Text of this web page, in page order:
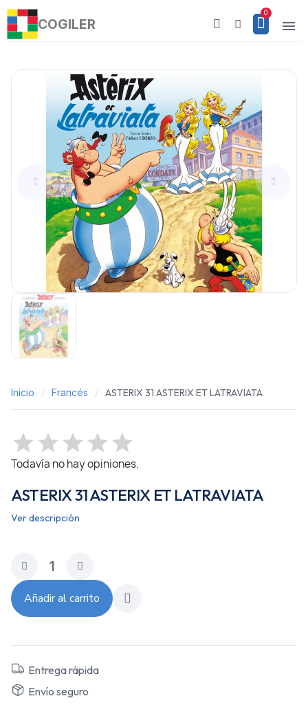
COGILER
Inicio Francés ASTERIX 31 ASTERIX ET LATRAVIATA
Todavía no hay opiniones.
ASTERIX 31 ASTERIX ET LATRAVIATA
Ver descripción
Añadir al carrito
Entrega rápida
Envío seguro